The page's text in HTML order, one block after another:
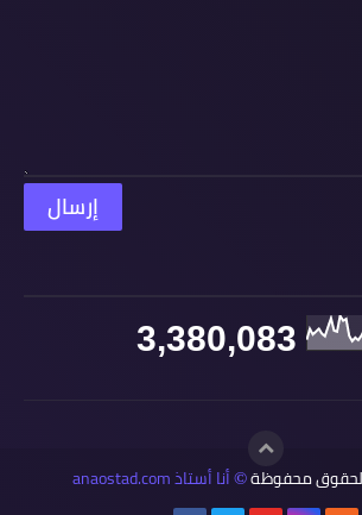
3,380,083
محفوظة© أنا أستاذ anaostad.com